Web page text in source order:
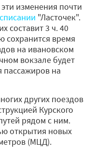
изменения почти
"Ласточек".
составит 3 ч. 40
сохранится время
на ивановском
вокзале будет
пассажиров на
других поездов
Курского
рядом с ним.
открытия новых
(МЦД).